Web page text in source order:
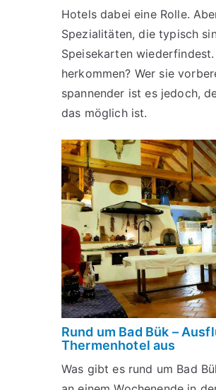
Hotels dabei eine Rolle.
Spezialitäten, die typisch
Speisekarten
herkommen? Wer sie
spannender ist es jedoch,
das möglich ist.
Rund um Bad Bük –
Thermenhotel aus
Was gibt es rund um Bad